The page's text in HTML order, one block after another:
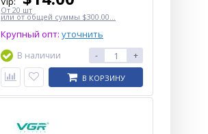
От 20 шт
или от общей суммы $300.00...
Крупный опт: уточнить
В наличии - +
В КОРЗИНУ